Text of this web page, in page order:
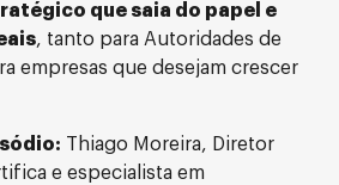
que saia do papel e
, tanto para Autoridades de
empresas que desejam crescer
Thiago Moreira, Diretor
e especialista em